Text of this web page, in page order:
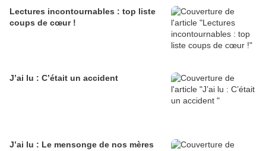
Lectures incontournables : top liste
coups de cœur !
J’ai lu : C’était un accident
J’ai lu : Le mensonge de nos mères